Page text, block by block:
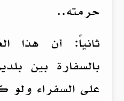
حرمته..
ثانياً: أن هذا
بالسفارة بين
على السفراء ولو